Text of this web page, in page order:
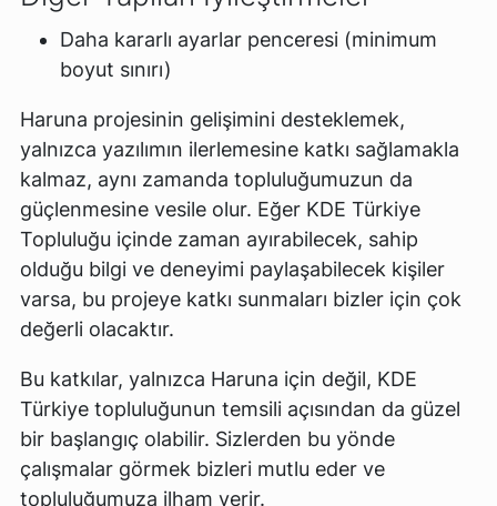
Daha kararlı ayarlar penceresi (minimum
boyut sınırı)
Haruna projesinin gelişimini desteklemek,
yalnızca yazılımın ilerlemesine katkı sağlamakla
kalmaz, aynı zamanda topluluğumuzun da
güçlenmesine vesile olur. Eğer KDE Türkiye
Topluluğu içinde zaman ayırabilecek, sahip
olduğu bilgi ve deneyimi paylaşabilecek kişiler
varsa, bu projeye katkı sunmaları bizler için çok
değerli olacaktır.
Bu katkılar, yalnızca Haruna için değil, KDE
Türkiye topluluğunun temsili açısından da güzel
bir başlangıç olabilir. Sizlerden bu yönde
çalışmalar görmek bizleri mutlu eder ve
topluluğumuza ilham verir.